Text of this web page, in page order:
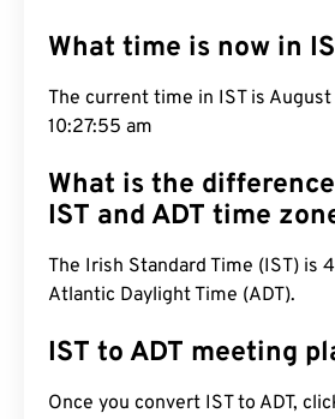
What time is now in
The current time in IST is
10:27:56 am
What is the
IST and ADT time
The Irish Standard Time (IST) is
Atlantic Daylight Time (ADT).
IST to ADT meeting
Once you convert IST to ADT,